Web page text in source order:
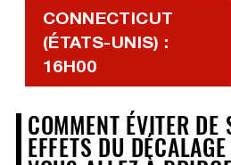
CONNECTICUT
(ÉTATS-UNIS) :
16H00
COMMENT ÉVITER DE
EFFETS DU